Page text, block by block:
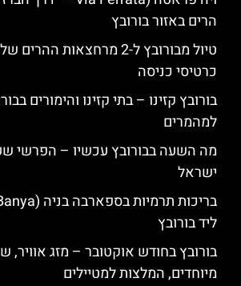
הרים באזור בורובץ
טיול מבורובץ ל-2 מרחצאות
כרטיסי כניסה
בורובץ קזינו – בתי קזינו והימורים
למהמרים
מה השעה בבורובץ עכשיו – הפרשי
ישראל
ליד בורובץ
בורובץ בחודש אוקטובר – מזג אוויר,
מיוחדים, המלצות למטיילים